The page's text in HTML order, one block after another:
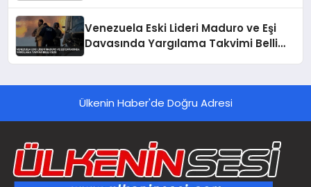
Venezuela Eski Lideri Maduro ve Eşi
Davasında Yargılama Takvimi Belli
Ülkenin Haber'de Doğru Adresi